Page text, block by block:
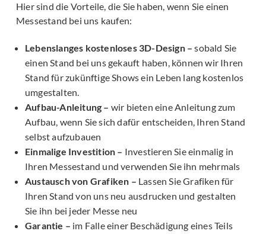
Hier sind die Vorteile, die Sie haben, wenn Sie einen
Messestand bei uns kaufen:
Lebenslanges kostenloses 3D-Design – sobald Sie
einen Stand bei uns gekauft haben, können wir Ihren
Stand für zukünftige Shows ein Leben lang kostenlos
umgestalten.
Aufbau-Anleitung – wir bieten eine Anleitung zum
Aufbau, wenn Sie sich dafür entscheiden, Ihren Stand
selbst aufzubauen
Einmalige Investition – Investieren Sie einmalig in
Ihren Messestand und verwenden Sie ihn mehrmals
Austausch von Grafiken – Lassen Sie Grafiken für
Ihren Stand von uns neu ausdrucken und gestalten
Sie ihn bei jeder Messe neu
Garantie – im Falle einer Beschädigung eines Teils